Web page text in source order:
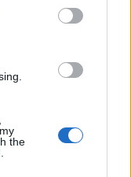
the